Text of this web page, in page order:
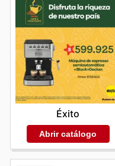
Éxito
Abrir catálogo